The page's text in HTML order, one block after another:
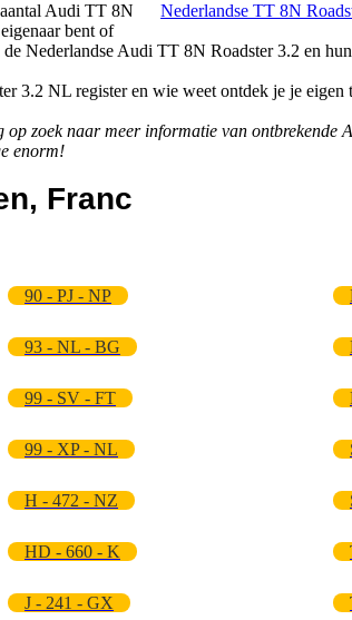
Nederlandse TT 8N
Audi TT 8N
bent of
Nederlandse Audi TT 8N Roadster 3.2 en
3.2 NL register en wie weet ontdek je je eigen
zoek naar meer informatie van ontbrekende
enorm!
Franc
90 - PJ - NP
93 - NL - BG
99 - SV - FT
99 - XP - NL
H - 472 - NZ
HD - 660 - K
J - 241 - GX